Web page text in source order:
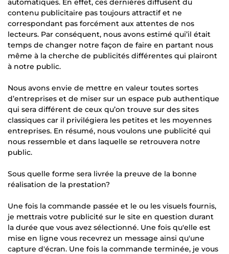
automatiques. En effet, ces dernières diffusent du
contenu publicitaire pas toujours attractif et ne
correspondant pas forcément aux attentes de nos
lecteurs. Par conséquent, nous avons estimé qui’il était
temps de changer notre façon de faire en partant nous
même à la cherche de publicités différentes qui plairont
à notre public.
Nous avons envie de mettre en valeur toutes sortes
d’entreprises et de miser sur un espace pub authentique
qui sera différent de ceux qu’on trouve sur des sites
classiques car il privilégiera les petites et les moyennes
entreprises. En résumé, nous voulons une publicité qui
nous ressemble et dans laquelle se retrouvera notre
public.
Sous quelle forme sera livrée la preuve de la bonne
réalisation de la prestation?
Une fois la commande passée et le ou les visuels fournis,
je mettrais votre publicité sur le site en question durant
la durée que vous avez sélectionné. Une fois qu'elle est
mise en ligne vous recevrez un message ainsi qu'une
capture d'écran. Une fois la commande terminée, je vous